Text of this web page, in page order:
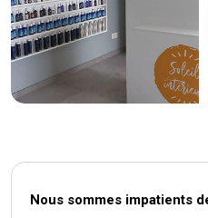
Nous sommes impatients